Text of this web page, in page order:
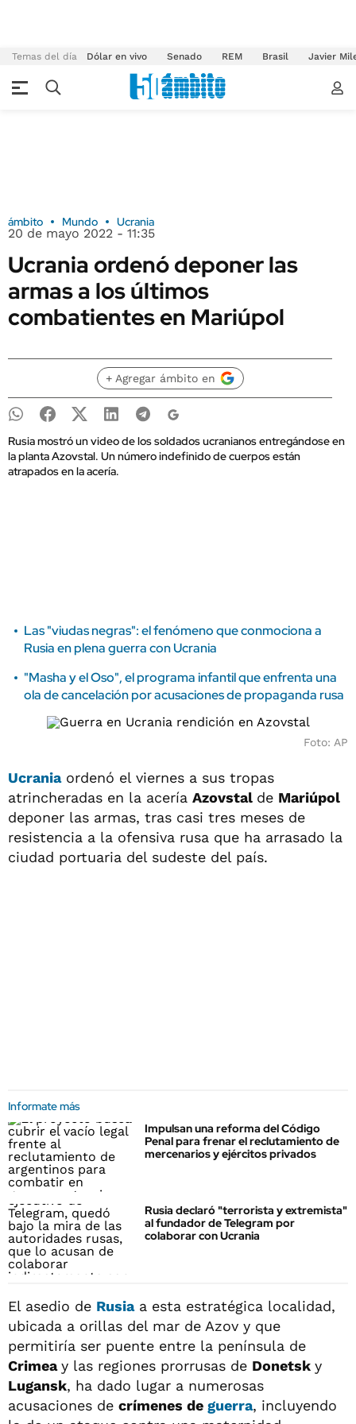
Temas del día Dólar en vivo Senado REM Brasil Javier
ámbito Mundo Ucrania
20 de mayo 2022 - 11:35
Ucrania ordenó deponer las
armas a los últimos
combatientes en Mariúpol
+ Agregar ámbito en
Rusia mostró un video de los soldados ucranianos entregándose en
la planta Azovstal. Un número indefinido de cuerpos están
atrapados en la acería.
Las "viudas negras": el fenómeno que conmociona a
Rusia en plena guerra con Ucrania
"Masha y el Oso", el programa infantil que enfrenta una
ola de cancelación por acusaciones de propaganda rusa
Foto: AP
Ucraniaordenó el viernes a sus tropas
atrincheradas en la acería Azovstal de Mariúpol
deponer las armas, tras casi tres meses de
resistencia a la ofensiva rusa que ha arrasado la
ciudad portuaria del sudeste del país.
Informate más
Impulsan una reforma del Código
Penal para frenar el reclutamiento de
mercenarios y ejércitos privados
Rusia declaró "terrorista y extremista"
al fundador de Telegram por
colaborar con Ucrania
El asedio de Rusiaa esta estratégica localidad,
ubicada a orillas del mar de Azov y que
permitiría ser puente entre la península de
Crimeay las regiones prorrusas de Donetsk y
Lugansk, ha dado lugar a numerosas
acusaciones de crímenes de guerra, incluyendo